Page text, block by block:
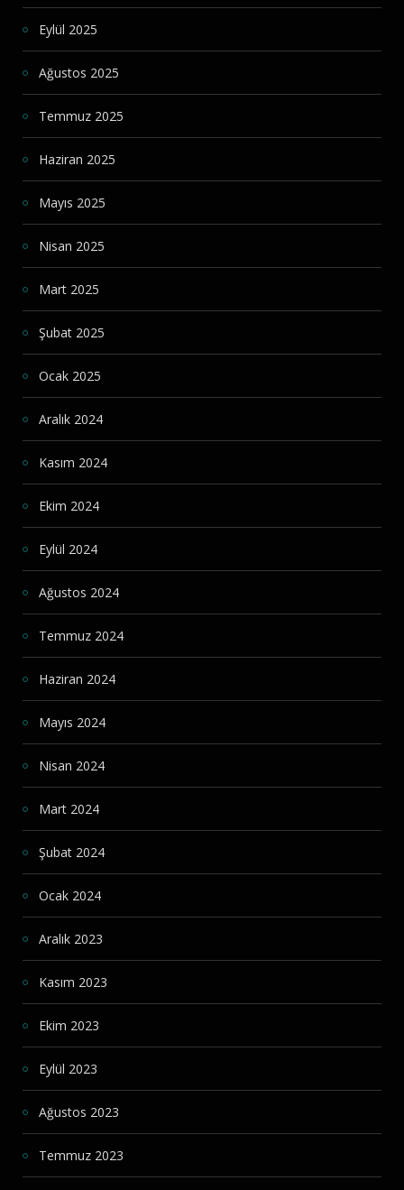
Eylül 2025
Ağustos 2025
Temmuz 2025
Haziran 2025
Mayıs 2025
Nisan 2025
Mart 2025
Şubat 2025
Ocak 2025
Aralık 2024
Kasım 2024
Ekim 2024
Eylül 2024
Ağustos 2024
Temmuz 2024
Haziran 2024
Mayıs 2024
Nisan 2024
Mart 2024
Şubat 2024
Ocak 2024
Aralık 2023
Kasım 2023
Ekim 2023
Eylül 2023
Ağustos 2023
Temmuz 2023